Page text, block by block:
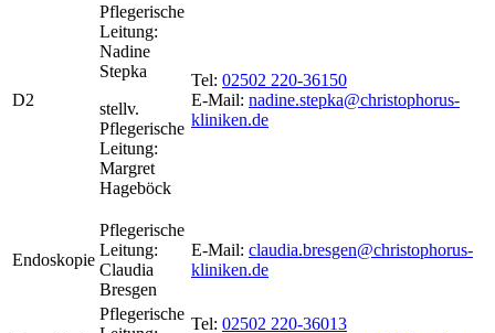
D2
Pflegerische
Leitung:
Nadine
Stepka
stellv.
Pflegerische
Leitung:
Margret
Hageböck
Tel: 02502 220-36150
E-Mail: nadine.stepka@christophorus-
kliniken.de
Endoskopie
Pflegerische
Leitung:
Claudia
Bresgen
E-Mail: claudia.bresgen@christophorus-
kliniken.de
Pflegerische
Tel: 02502 220-36013